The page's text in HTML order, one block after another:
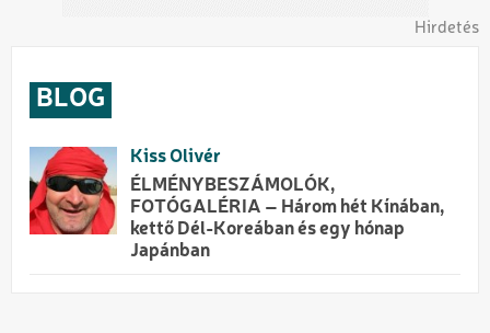
Hirdetés
BLOG
Kiss Olivér
ÉLMÉNYBESZÁMOLÓK,
FOTÓGALÉRIA – Három hét Kínában,
kettő Dél-Koreában és egy hónap
Japánban